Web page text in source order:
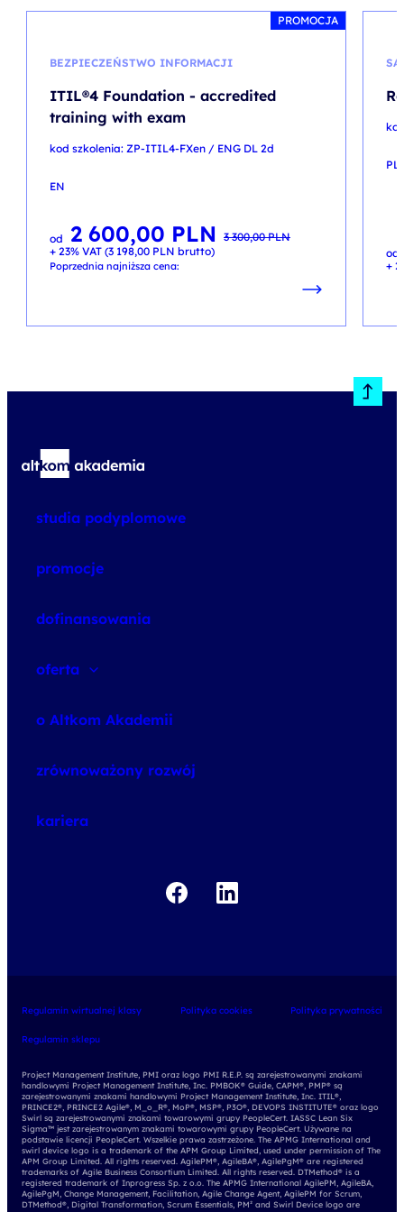
PROMOCJA
BEZPIECZEŃSTWO INFORMACJI
ITIL®4 Foundation - accredited
training with exam
kod szkolenia: ZP-ITIL4-FXen / ENG DL 2d
EN
od 3 300,00PLN
Pierwotna
cena
wynosiła:
3 300,00 PLN.
2 600,00 PLN
Aktualna
cena
wynosi:
2 600,00 PLN.
+ 23% VAT (3 198,00 PLN brutto)
Poprzednia najniższa cena:
PL
od
+
studia podyplomowe
promocje
dofinansowania
oferta
o Altkom Akademii
zrównoważony rozwój
kariera
Regulamin wirtualnej klasy Polityka cookies Polityka prywatności
Regulamin sklepu
Project Management Institute, PMI oraz logo PMI R.E.P. są zarejestrowanymi znakami
handlowymi Project Management Institute, Inc. PMBOK® Guide, CAPM®, PMP® są
zarejestrowanymi znakami handlowymi Project Management Institute, Inc. ITIL®,
PRINCE2®, PRINCE2 Agile®, M_o_R®, MoP®, MSP®, P3O®, DEVOPS INSTITUTE® oraz logo
Swirl są zarejestrowanymi znakami towarowymi grupy PeopleCert. IASSC Lean Six
Sigma™ jest zarejestrowanym znakami towarowymi grupy PeopleCert. Używane na
podstawie licencji PeopleCert. Wszelkie prawa zastrzeżone. The APMG International and
swirl device logo is a trademark of the APM Group Limited, used under permission of The
APM Group Limited. All rights reserved. AgilePM®, AgileBA®, AgilePgM® are registered
trademarks of Agile Business Consortium Limited. All rights reserved. DTMethod® is a
registered trademark of Inprogress Sp. z o.o. The APMG International AgilePM, AgileBA,
AgilePgM, Change Management, Facilitation, Agile Change Agent, AgilePM for Scrum,
DTMethod®, Digital Transformation, Scrum Essentials, PM² and Swirl Device logo are